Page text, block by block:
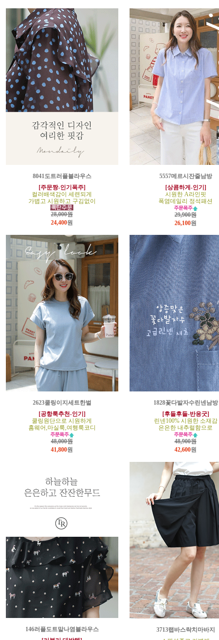
8041도트러플블라우스
[주문짱-인기폭주]
컬러배색감이 세련되게
가볍고 시원하고 구김없이
28,000원
24,400원
5557메르시잔줄남방
[상콤하게-인기]
시원한 A라인핏
폭염데일리 정석패션
29,900원
26,100원
2623쿨링이지세트한벌
[공항룩추천-인기]
쿨링원단으로 시원하게
홈웨어,마실룩,여행룩코디
48,000원
41,800원
1828꽃다발자수린넨남방
[후들후들-반응굿]
린넨100% 시원한 소재감
은은한 내추럴함으로
48,900원
42,600원
146러플도트말나염블라우스
3713랩바스락치마바지